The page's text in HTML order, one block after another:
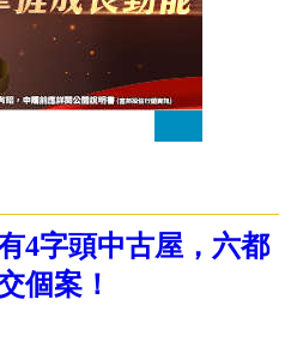
4字頭中古屋，六都
個案！